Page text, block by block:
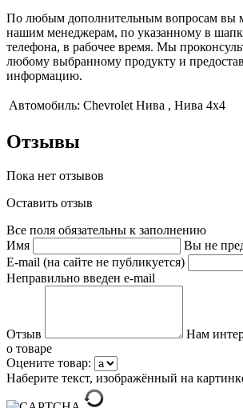
По любым дополнительным вопросам вы
нашим менеджерам, по указанному в
телефона, в рабочее время. Мы
любому выбранному продукту и
информацию.
Автомобиль: Chevrolet Нива , Нива 4x4
Отзывы
Пока нет отзывов
Оставить отзыв
Все поля обязательны к заполнению
Имя
Вы не
E-mail (на сайте не публикуется)
Неправильно введен e-mail
Отзыв
Нам
о товаре
Оцените товар:
Наберите текст, изображённый на